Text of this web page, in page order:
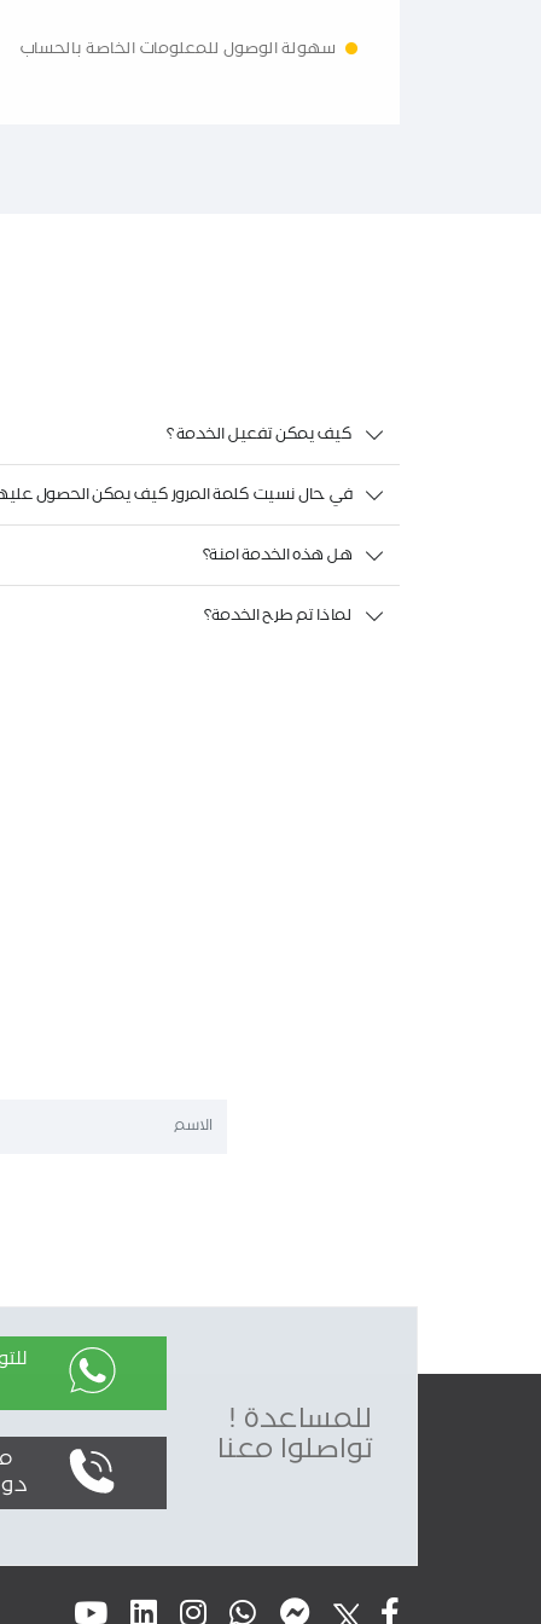
سهولة الوصول للمعلومات الخاصة بالحساب
كيف يمكن تفعيل الخدمة ؟
في حال نسيت كلمة المرور كيف يمكن الحصول
هل هذه الخدمة امنة؟
لماذا تم طرح الخدمة؟
للمساعدة !
تواصلوا معنا
دولياً :